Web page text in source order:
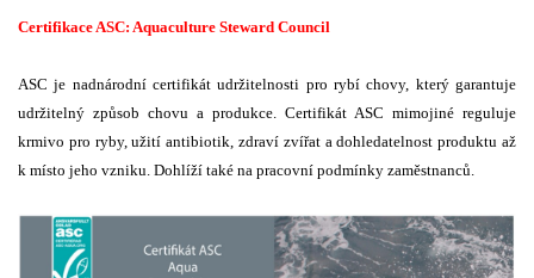
Certifikace ASC: Aquaculture Steward Council
ASC je nadnárodní certifikát udržitelnosti pro rybí chovy, který garantuje
udržitelný způsob chovu a produkce. Certifikát ASC mimojiné reguluje
krmivo pro ryby, užití antibiotik, zdraví zvířat a dohledatelnost produktu až
k místo jeho vzniku. Dohlíží také na pracovní podmínky zaměstnanců.